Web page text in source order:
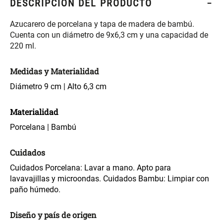
DESCRIPCIÓN DEL PRODUCTO
Azucarero de porcelana y tapa de madera de bambú.
Cuenta con un diámetro de 9x6,3 cm y una capacidad de
220 ml.
Medidas y Materialidad
Diámetro 9 cm | Alto 6,3 cm
Materialidad
Porcelana | Bambú
Cuidados
Cuidados Porcelana: Lavar a mano. Apto para
lavavajillas y microondas. Cuidados Bambu: Limpiar con
paño húmedo.
Diseño y país de origen
S/ 349.00S/ 261.00 S/ 104.00
Set Sábanas Algodón satín 240
Hilos
Almohada Memory + Gel
S/ 69.90
Comoda Bambú con Puertas 80
x 33 x 80 cm
S/ 319.00 S/ 254.90
Plumón Pluma